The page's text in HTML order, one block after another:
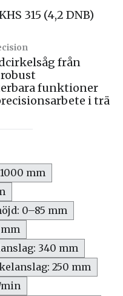
från
funktioner
i trä
mm
0–85 mm
mm
340 mm
250 mm
min